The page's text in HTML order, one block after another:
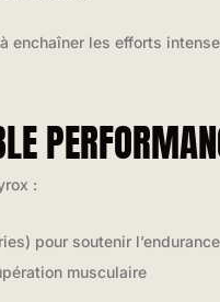
enchaîner les efforts
:
pour soutenir l’endurance
musculaire